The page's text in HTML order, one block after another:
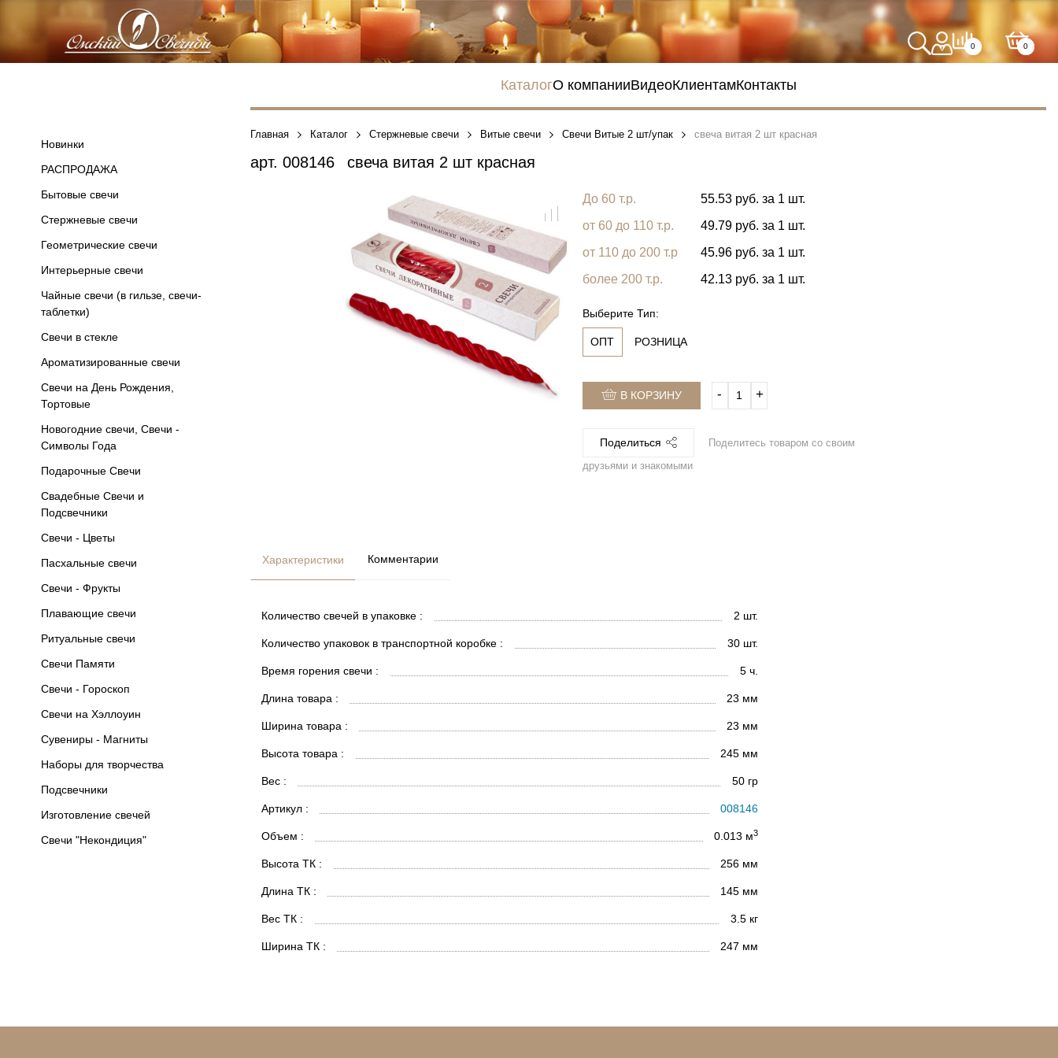
0 0
КаталогО компанииВидеоКлиентамКонтакты
Новинки
РАСПРОДАЖА
Бытовые свечи
Стержневые свечи
Геометрические свечи
Интерьерные свечи
Чайные свечи (в гильзе, свечи-
таблетки)
Свечи в стекле
Ароматизированные свечи
Свечи на День Рождения,
Тортовые
Новогодние свечи, Свечи -
Символы Года
Подарочные Свечи
Свадебные Свечи и
Подсвечники
Свечи - Цветы
Пасхальные свечи
Свечи - Фрукты
Плавающие свечи
Ритуальные свечи
Свечи Памяти
Свечи - Гороскоп
Свечи на Хэллоуин
Сувениры - Магниты
Наборы для творчества
Подсвечники
Изготовление свечей
Свечи "Некондиция"
Главная Каталог Стержневые свечи Витые свечи Свечи Витые 2 шт/упак свеча витая 2 шт красная
арт. 008146 свеча витая 2 шт красная
До 60 т.р.
55.53 руб. за 1 шт.
от 60 до 110 т.р.
49.79 руб. за 1 шт.
от 110 до 200 т.р
45.96 руб. за 1 шт.
более 200 т.р.
42.13 руб. за 1 шт.
Выберите Тип:
ОПТ РОЗНИЦА
В КОРЗИНУ ‐ +
Поделиться Поделитесь товаром со своим
друзьями и знакомыми
Характеристики
Количество свечей в упаковке : 2 шт.
Количество упаковок в транспортной коробке : 30 шт.
Время горения свечи : 5 ч.
Длина товара : 23 мм
Ширина товара : 23 мм
Высота товара : 245 мм
Вес : 50 гр
Артикул : 008146
Объем : 0.013 м3
Высота ТК : 256 мм
Длина ТК : 145 мм
Вес ТК : 3.5 кг
Ширина ТК : 247 мм
Комментарии